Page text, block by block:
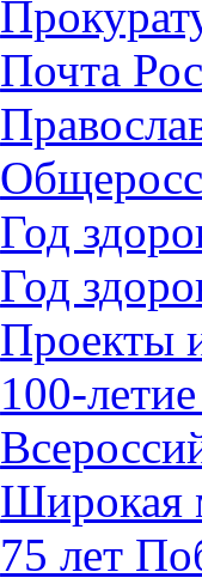
Почта
Год
Год
Проекты
100-
Широкая
75 лет